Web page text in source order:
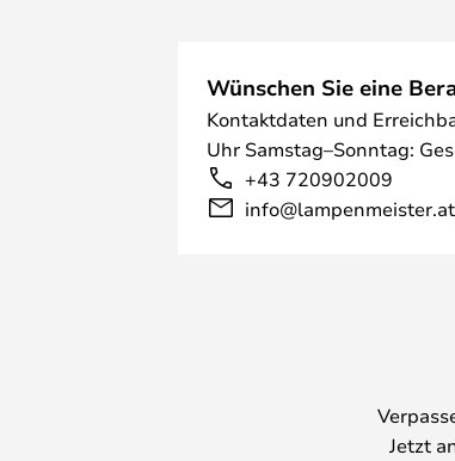
Wünschen Sie eine
Kontaktdaten und
Uhr Samstag–Sonntag:
+43 720902009
info@lampenmeister.at
Jetzt